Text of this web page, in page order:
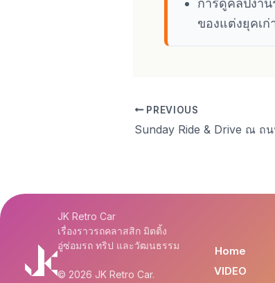
การดูคลิปงาน
ของแต่งยุคเก่
PREVIOUS
Sunday Ride & Drive ณ ถ
JK Retro Car
เรื่องราวรถคลาสสิก มิตติ้ง
อู่ซ่อมรถ ทริป และวัฒนธรรม
© 2026 JK Retro Car.
Home
VIDEO